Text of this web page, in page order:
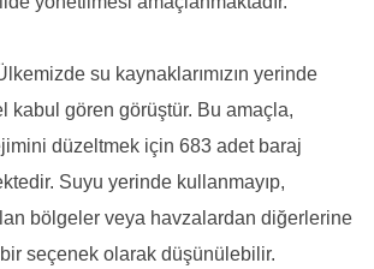
su kaynaklarımızın yerinde
kabul gören görüştür. Bu amaçla,
düzeltmek için 683 adet baraj
Suyu yerinde kullanmayıp,
bölgeler veya havzalardan diğerlerine
bir seçenek olarak düşünülebilir.